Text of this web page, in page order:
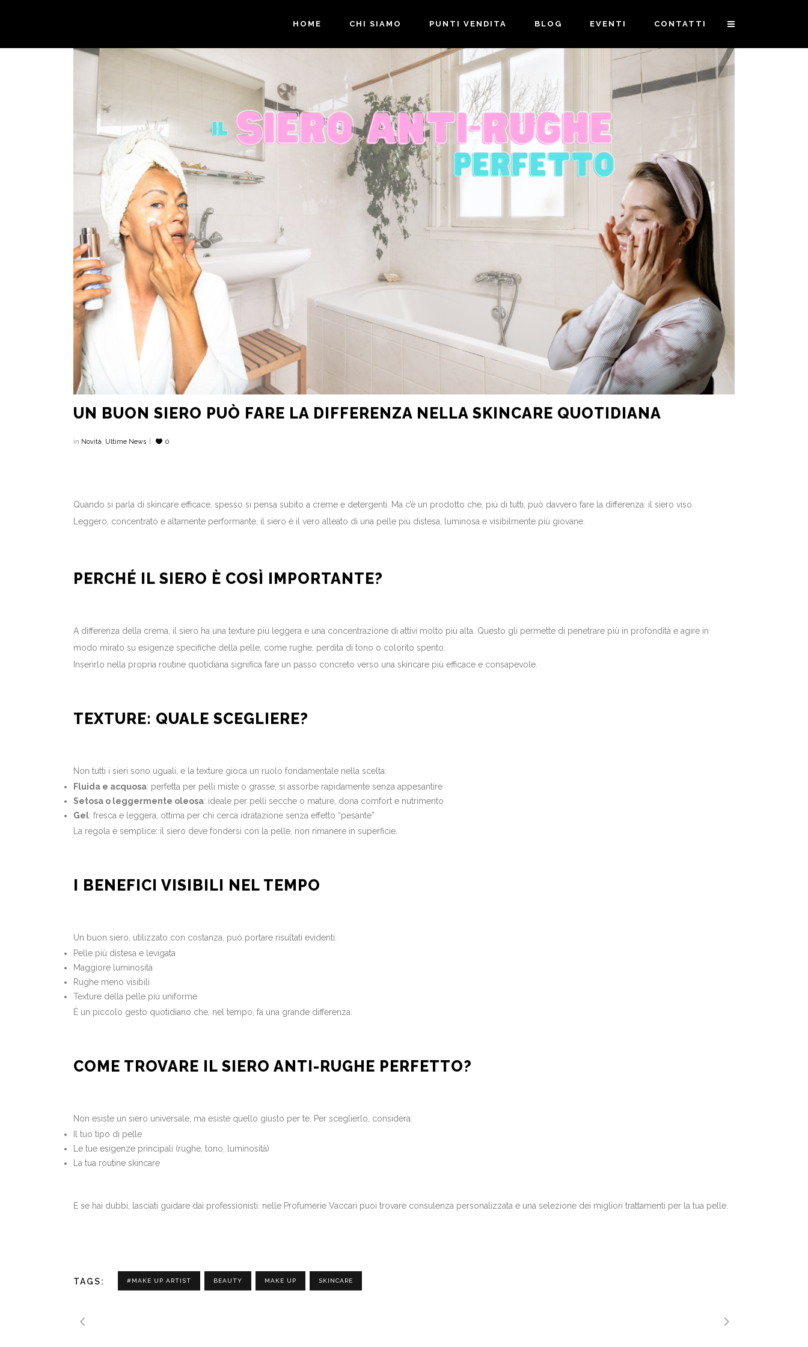
HOME CHI SIAMO PUNTI VENDITA BLOG EVENTI CONTATTI
UN BUON SIERO PUÒ FARE LA DIFFERENZA NELLA SKINCARE QUOTIDIANA
in Novità, Ultime News 0
Quando si parla di skincare efficace, spesso si pensa subito a creme e detergenti. Ma c’è un prodotto che, più di tutti, può davvero fare la differenza: il siero viso.
Leggero, concentrato e altamente performante, il siero è il vero alleato di una pelle più distesa, luminosa e visibilmente più giovane.
PERCHÉ IL SIERO È COSÌ IMPORTANTE?
A differenza della crema, il siero ha una texture più leggera e una concentrazione di attivi molto più alta. Questo gli permette di penetrare più in profondità e agire in
modo mirato su esigenze specifiche della pelle, come rughe, perdita di tono o colorito spento.
Inserirlo nella propria routine quotidiana significa fare un passo concreto verso una skincare più efficace e consapevole.
TEXTURE: QUALE SCEGLIERE?
Non tutti i sieri sono uguali, e la texture gioca un ruolo fondamentale nella scelta:
Fluida e acquosa: perfetta per pelli miste o grasse, si assorbe rapidamente senza appesantire
Setosa o leggermente oleosa: ideale per pelli secche o mature, dona comfort e nutrimento
Gel: fresca e leggera, ottima per chi cerca idratazione senza effetto “pesante”
La regola è semplice: il siero deve fondersi con la pelle, non rimanere in superficie.
I BENEFICI VISIBILI NEL TEMPO
Un buon siero, utilizzato con costanza, può portare risultati evidenti:
Pelle più distesa e levigata
Maggiore luminosità
Rughe meno visibili
Texture della pelle più uniforme
È un piccolo gesto quotidiano che, nel tempo, fa una grande differenza.
COME TROVARE IL SIERO ANTI-RUGHE PERFETTO?
Non esiste un siero universale, ma esiste quello giusto per te. Per sceglierlo, considera:
Il tuo tipo di pelle
Le tue esigenze principali (rughe, tono, luminosità)
La tua routine skincare
E se hai dubbi, lasciati guidare dai professionisti: nelle Profumerie Vaccari puoi trovare consulenza personalizzata e una selezione dei migliori trattamenti per la tua pelle.
TAGS: #MAKE UP ARTIST BEAUTY MAKE UP SKINCARE